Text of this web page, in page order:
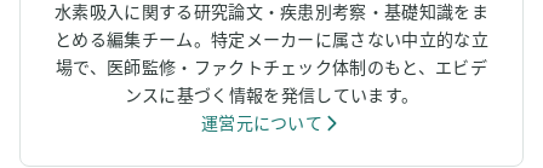
水素吸入に関する研究論文・疾患別考察・基礎知識をま
とめる編集チーム。特定メーカーに属さない中立的な立
場で、医師監修・ファクトチェック体制のもと、エビデ
ンスに基づく情報を発信しています。
運営元について